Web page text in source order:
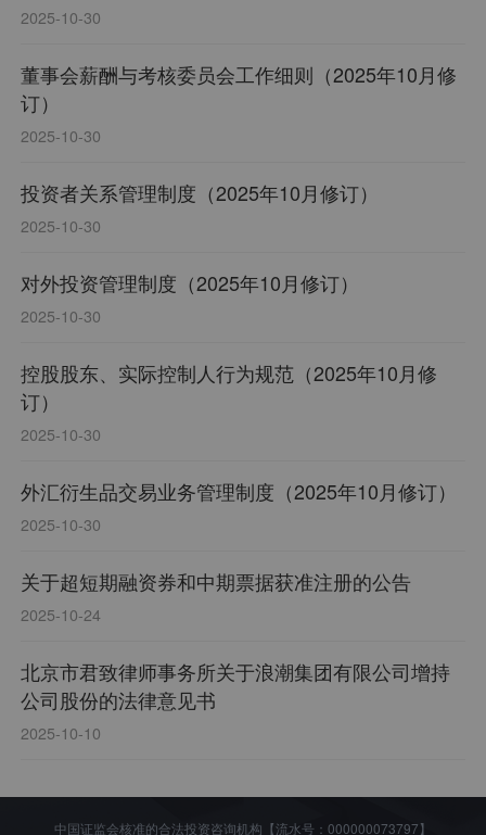
2025-10-30
董事会薪酬与考核委员会工作细则（2025年10月修
订）
2025-10-30
投资者关系管理制度（2025年10月修订）
2025-10-30
对外投资管理制度（2025年10月修订）
2025-10-30
控股股东、实际控制人行为规范（2025年10月修
订）
2025-10-30
外汇衍生品交易业务管理制度（2025年10月修订）
2025-10-30
关于超短期融资券和中期票据获准注册的公告
2025-10-24
北京市君致律师事务所关于浪潮集团有限公司增持
公司股份的法律意见书
2025-10-10
中国证监会核准的合法投资咨询机构【流水号：000000073797】